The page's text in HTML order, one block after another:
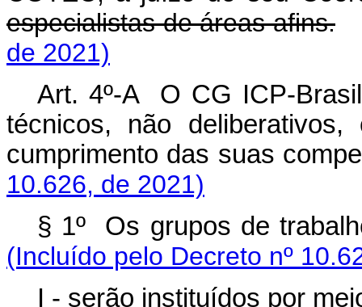
especialistas de áreas afins.
de 2021)
Art. 4º-A O CG ICP-
técnicos, não
cumprimento das suas
10.626, de 2021)
§ 1º Os grupos de
(Incluído pelo Decreto nº
I - serão instituídos por